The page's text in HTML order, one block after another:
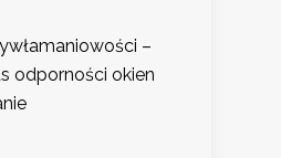
–
odporności okien